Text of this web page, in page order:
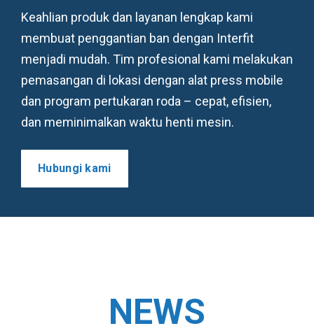
Keahlian produk dan layanan lengkap kami
membuat penggantian ban dengan Interfit
menjadi mudah. Tim profesional kami melakukan
pemasangan di lokasi dengan alat press mobile
dan program pertukaran roda – cepat, efisien,
dan meminimalkan waktu henti mesin.
Hubungi kami
NEWS